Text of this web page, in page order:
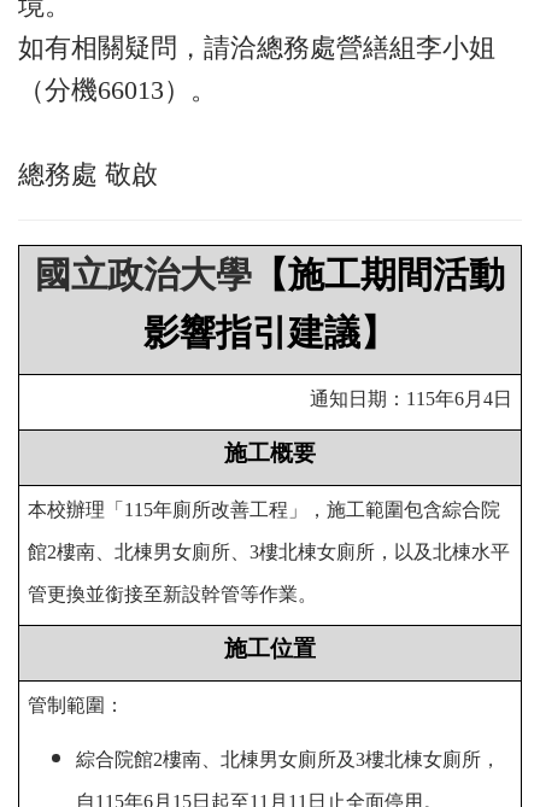
如有相關疑問，請洽總務處營繕組李小姐
（分機66013）。
總務處 敬啟
國立政治大學 【施工期間活動
影響指引建議】
通知日期：115年6月4日
施工概要
本校辦理「115年廁所改善工程」，施工範圍包含綜合院
館2樓南、北棟男女廁所、3樓北棟女廁所，以及北棟水平
管更換並銜接至新設幹管等作業。
施工位置
管制範圍：
綜合院館2樓南、北棟男女廁所及3樓北棟女廁所，
自115年6月15日起至11月11日止全面停用。